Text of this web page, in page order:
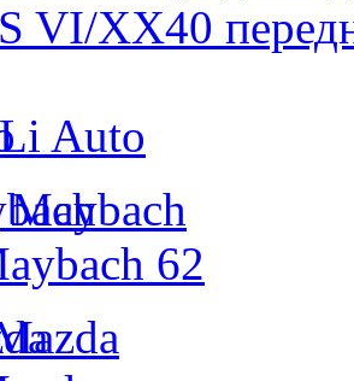
VI/XX40
Li Auto
Maybach
62